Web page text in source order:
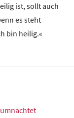
ist, sollt auch
es steht
bin heilig.«